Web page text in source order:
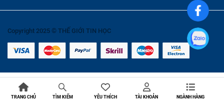
Copyright 2025 © THẾ GIỚI TIN HỌC
TRANG CHỦ TÌM KIẾM YÊU THÍCH TÀI KHOẢN NGÀNH HÀNG